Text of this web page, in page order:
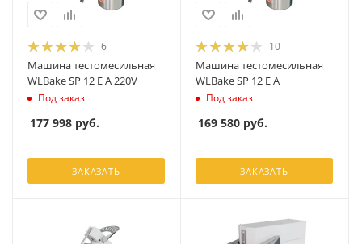
6
Машина тестомесильная
WLBake SP 12 E A 220V
Под заказ
177 998 руб.
ЗАКАЗАТЬ
10
Машина тестомесильная
WLBake SP 12 E A
Под заказ
169 580 руб.
ЗАКАЗАТЬ